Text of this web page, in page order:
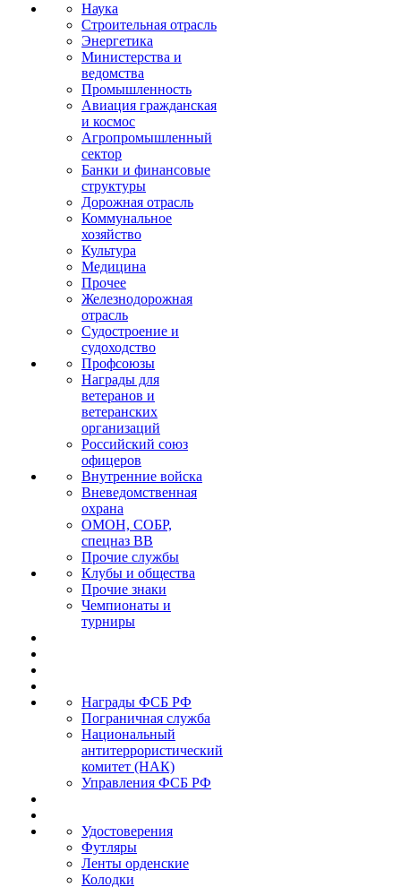
Наука
Строительная отрасль
Энергетика
Министерства и
ведомства
Промышленность
Авиация гражданская
и космос
Агропромышленный
сектор
Банки и финансовые
структуры
Дорожная отрасль
Коммунальное
хозяйство
Культура
Медицина
Прочее
Железнодорожная
отрасль
Судостроение и
судоходство
Профсоюзы
Награды для
ветеранов и
ветеранских
организаций
Российский союз
офицеров
Внутренние войска
Вневедомственная
охрана
ОМОН, СОБР,
спецназ ВВ
Прочие службы
Клубы и общества
Прочие знаки
Чемпионаты и
турниры
Награды ФСБ РФ
Пограничная служба
Национальный
антитеррористический
комитет (НАК)
Управления ФСБ РФ
Удостоверения
Футляры
Ленты орденские
Колодки